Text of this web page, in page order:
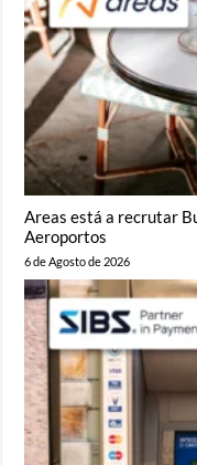
Areas está a recrutar
Aeroportos
6 de Agosto de 2026